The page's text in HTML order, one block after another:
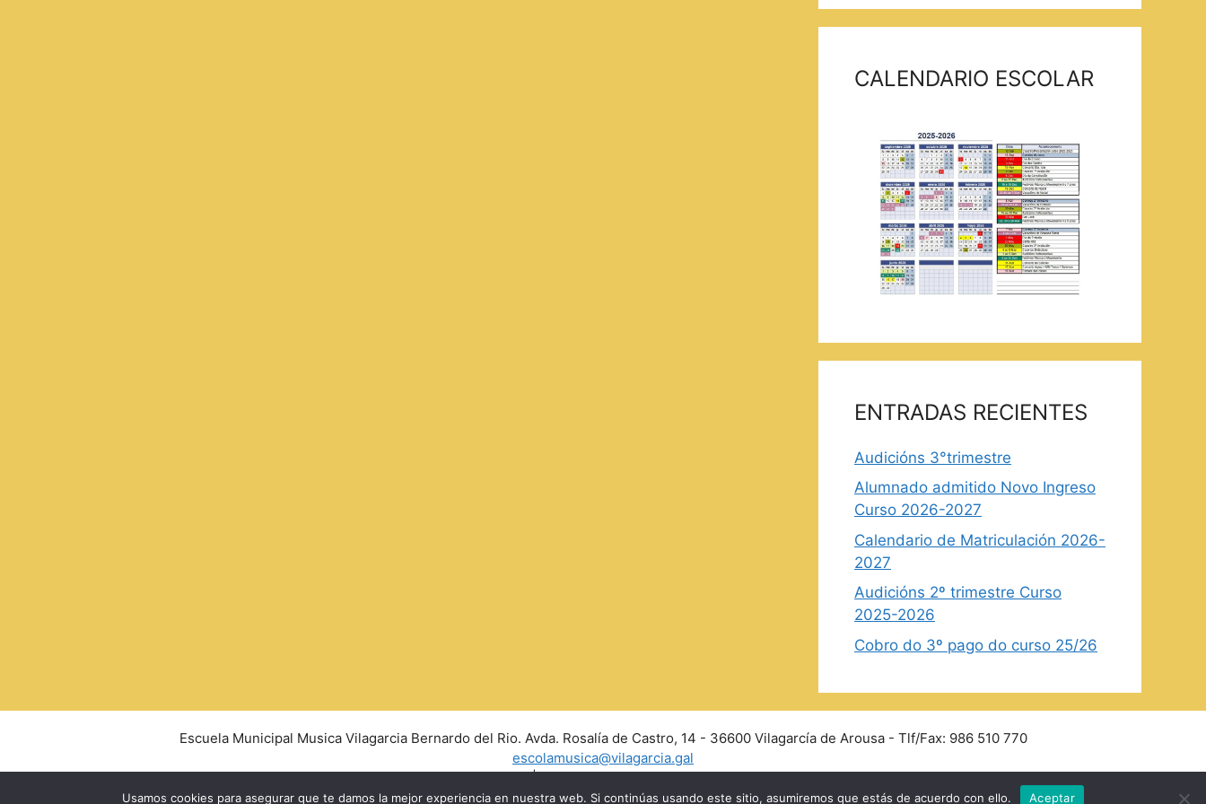
CALENDARIO ESCOLAR
ENTRADAS RECIENTES
Audicións 3°trimestre
Alumnado admitido Novo Ingreso
Curso 2026-2027
Calendario de Matriculación 2026-
2027
Audicións 2º trimestre Curso
2025-2026
Cobro do 3º pago do curso 25/26
Escuela Municipal Musica Vilagarcia Bernardo del Rio. Avda. Rosalía de Castro, 14 - 36600 Vilagarcía de Arousa - Tlf/Fax: 986 510 770
escolamusica@vilagarcia.gal
Aviso Legal|Políticas de privacidad y Cookies
Usamos cookies para asegurar que te damos la mejor experiencia en nuestra web. Si continúas usando este sitio, asumiremos que estás de acuerdo con ello. Aceptar